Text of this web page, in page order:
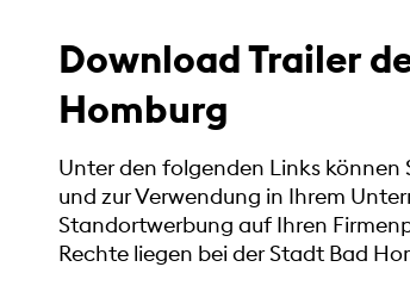
Download Trailer
Homburg
Unter den folgenden Links können
und zur Verwendung in Ihrem
Standortwerbung auf Ihren
Rechte liegen bei der Stadt Bad